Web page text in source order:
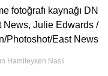
fotoğrafı kaynağı DN
News, Julie Edwards /
Photoshot/East News
Hamileyken Nasıl